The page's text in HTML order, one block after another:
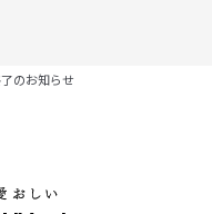
のお知らせ